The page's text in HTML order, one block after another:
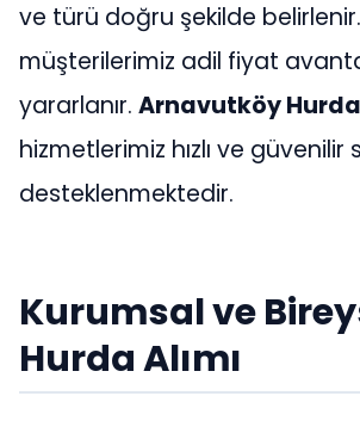
ve türü doğru şekilde
müşterilerimiz adil fiyat
yararlanır. Arnavutköy
hizmetlerimiz hızlı ve güvenilir
desteklenmektedir.
Kurumsal ve
Hurda Alımı